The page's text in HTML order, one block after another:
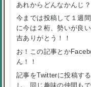
あれからどんなかんじ？
今までは投稿して１週
に今は２桁、勢いが良
吉ありがとう！！
お！この記事とか
ん！！
記事をTwitterに投稿す
し、同じ趣味の仲間も